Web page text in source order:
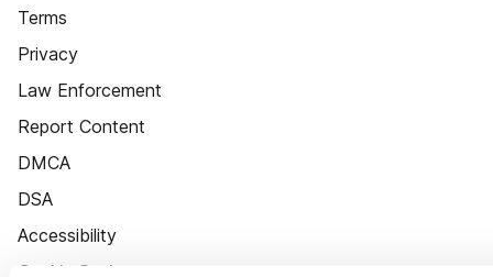
Terms
Privacy
Law Enforcement
Report Content
DMCA
DSA
Accessibility
Cookie Settings